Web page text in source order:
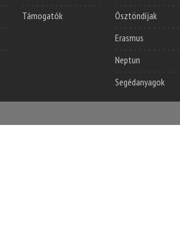
Támogatók
Ösztöndíjak
Erasmus
Neptun
Segédanyagok